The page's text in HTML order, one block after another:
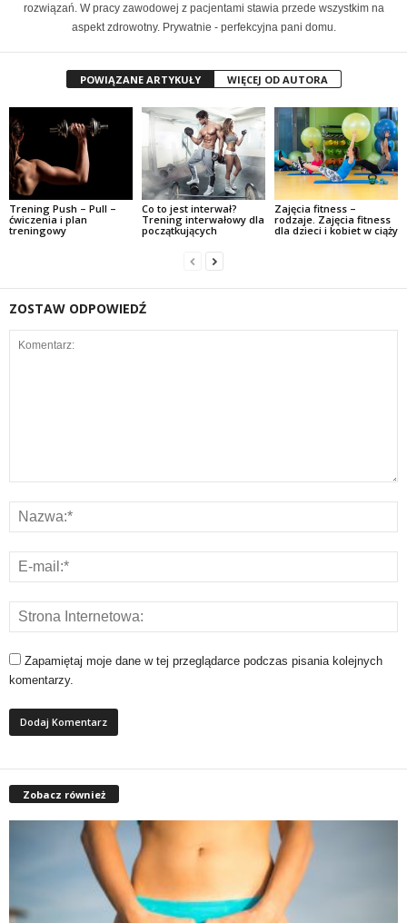
rozwiązań. W pracy zawodowej z pacjentami stawia przede wszystkim na
aspekt zdrowotny. Prywatnie - perfekcyjna pani domu.
POWIĄZANE ARTYKUŁY WIĘCEJ OD AUTORA
Trening Push – Pull –
ćwiczenia i plan
treningowy
Co to jest interwał?
Trening interwałowy dla
początkujących
Zajęcia fitness –
rodzaje. Zajęcia fitness
dla dzieci i kobiet w ciąży
ZOSTAW ODPOWIEDŹ
Zapamiętaj moje dane w tej przeglądarce podczas pisania kolejnych
komentarzy.
Zobacz również